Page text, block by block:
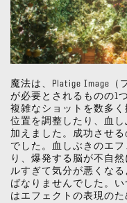
魔法は、Platige Image
が必要とされるものの1
複雑なショットを数多
位置を調整したり、血
加えました。成功させ
でした。血しぶきのエ
り、爆発する脳が不自
ルすぎて気分が悪くな
ばなりませんでした。
はエフェクトの表現の